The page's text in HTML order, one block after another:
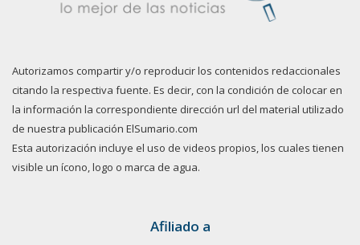
Autorizamos compartir y/o reproducir los contenidos redaccionales
citando la respectiva fuente. Es decir, con la condición de colocar en
la información la correspondiente dirección url del material utilizado
de nuestra publicación ElSumario.com
Esta autorización incluye el uso de videos propios, los cuales tienen
visible un ícono, logo o marca de agua.
Afiliado a